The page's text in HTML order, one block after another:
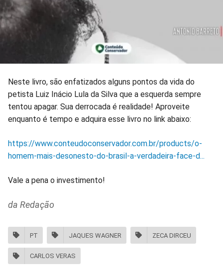
Neste livro, são enfatizados alguns pontos da vida do
petista Luiz Inácio Lula da Silva que a esquerda sempre
tentou apagar. Sua derrocada é realidade! Aproveite
enquanto é tempo e adquira esse livro no link abaixo:
https://www.conteudoconservador.com.br/products/o-
homem-mais-desonesto-do-brasil-a-verdadeira-face-d...
Vale a pena o investimento!
da Redação
PT JAQUES WAGNER ZECA DIRCEU
CARLOS VERAS